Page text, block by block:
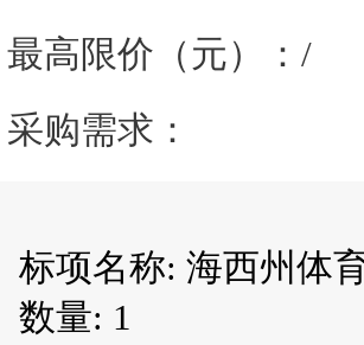
最高限价（元）： /
采购需求：
标项名称: 海西州体
数量: 1